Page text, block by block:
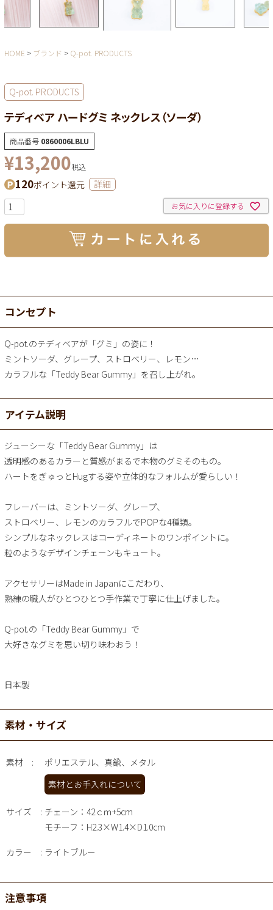
HOME ブランド Q-pot. PRODUCTS
Q-pot. PRODUCTS
テディベア ハードグミ ネックレス（ソーダ）
商品番号 0860006LBLU
¥13,200税込
120ポイント還元 詳細
お気に入りに登録する
コンセプト
Q-pot.のテディベアが「グミ」の姿に！
ミントソーダ、グレープ、ストロベリー、レモン…
カラフルな「Teddy Bear Gummy」を召し上がれ。
アイテム説明
ジューシーな「Teddy Bear Gummy」は
透明感のあるカラーと質感がまるで本物のグミそのもの。
ハートをぎゅっとHugする姿や立体的なフォルムが愛らしい！
フレーバーは、ミントソーダ、グレープ、
ストロベリー、レモンのカラフルでPOPな4種類。
シンプルなネックレスはコーディネートのワンポイントに。
粒のようなデザインチェーンもキュート。
アクセサリーはMade in Japanにこだわり、
熟練の職人がひとつひとつ手作業で丁寧に仕上げました。
Q-pot.の「Teddy Bear Gummy」で
大好きなグミを思い切り味わおう！
日本製
素材・サイズ
素材
ポリエステル、真鍮、メタル
素材とお手入れについて
サイズ
チェーン：42ｃｍ+5cm
モチーフ：H2.3×W1.4×D1.0cm
カラー ライトブルー
注意事項